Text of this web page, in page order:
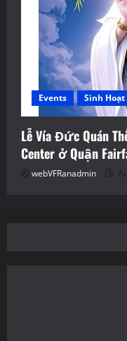
Events Sinh Hoạt
Lễ Vía Đức Quán
Center ở Quận
webVFRanadmin